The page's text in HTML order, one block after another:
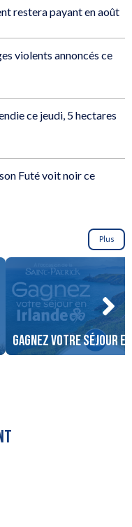
restera payant en août
violents annoncés ce
ce jeudi, 5 hectares
Futé voit noir ce
Plus
Gagnez votre séjour